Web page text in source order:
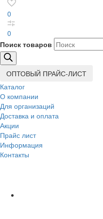
0
0
Поиск товаров
ОПТОВЫЙ ПРАЙС-ЛИСТ
Каталог
О компании
Для организаций
Доставка и оплата
Акции
Прайс лист
Информация
Контакты